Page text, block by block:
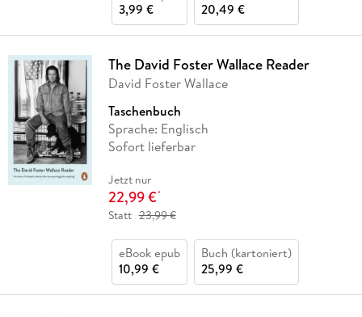
3,99 €
20,49 €
The David Foster Wallace Reader
David Foster Wallace
Taschenbuch
Sprache: Englisch
Sofort lieferbar
Jetzt nur
22,99 €*
Statt 23,99 €
eBook epub
10,99 €
Buch (kartoniert)
25,99 €